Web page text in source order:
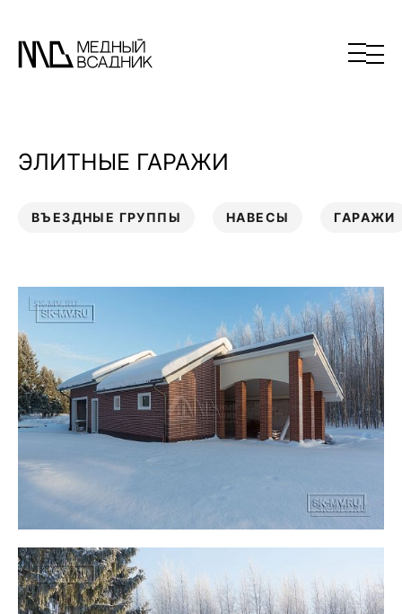
ЭЛИТНЫЕ ГАРАЖИ
ВЪЕЗДНЫЕ ГРУППЫ НАВЕСЫ ГАРАЖИ